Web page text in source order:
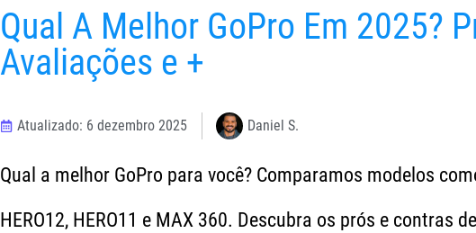
Qual A Melhor GoPro Em 2025?
Avaliações e +
Atualizado: 6 dezembro 2025 Daniel S.
Qual a melhor GoPro para você? Comparamos modelos
HERO12, HERO11 e MAX 360. Descubra os prós e contras